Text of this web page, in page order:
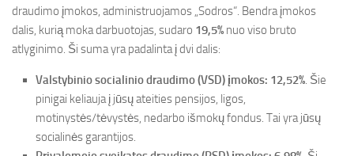
draudimo įmokos, administruojamos „Sodros“. Bendra įmokos
dalis, kurią moka darbuotojas, sudaro 19,5% nuo viso bruto
atlyginimo. Ši suma yra padalinta į dvi dalis:
Valstybinio socialinio draudimo (VSD) įmokos: 12,52%. Šie
pinigai keliauja į jūsų ateities pensijos, ligos,
motinystės/tėvystės, nedarbo išmokų fondus. Tai yra jūsų
socialinės garantijos.